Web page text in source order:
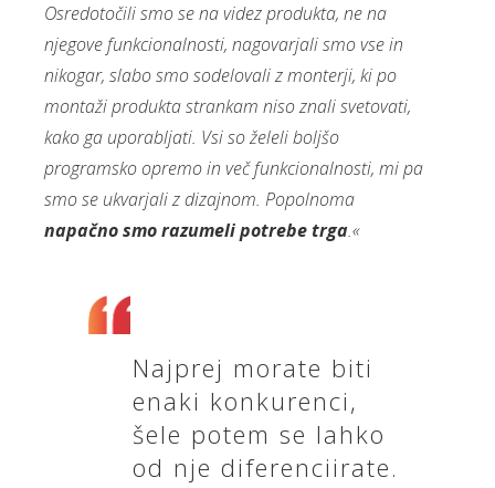
Osredotočili smo se na videz produkta, ne na
njegove funkcionalnosti, nagovarjali smo vse in
nikogar, slabo smo sodelovali z monterji, ki po
montaži produkta strankam niso znali svetovati,
kako ga uporabljati. Vsi so želeli boljšo
programsko opremo in več funkcionalnosti, mi pa
smo se ukvarjali z dizajnom. Popolnoma
napačno smo razumeli potrebe trga.«
Najprej morate biti
enaki konkurenci,
šele potem se lahko
od nje diferenciirate.